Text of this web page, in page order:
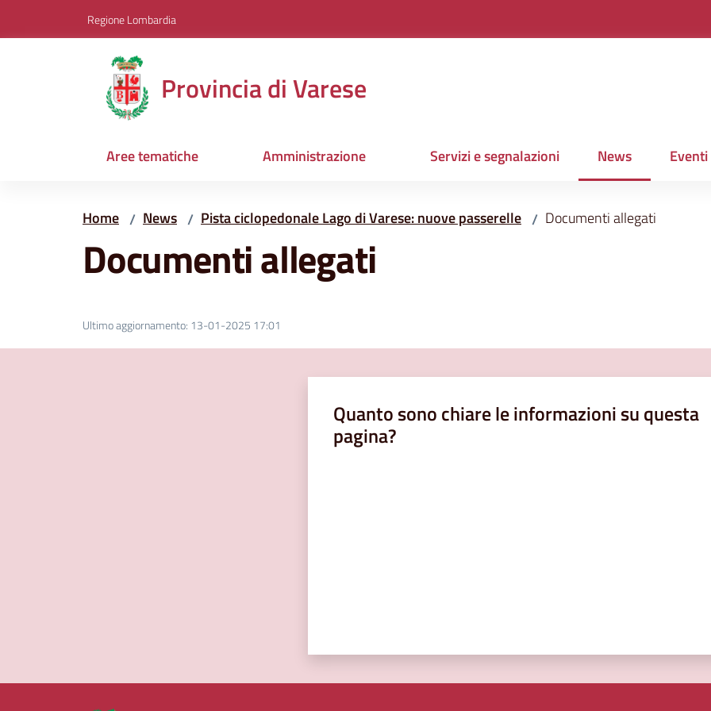
Regione Lombardia
Provincia di Varese
Aree tematiche Amministrazione Servizi e segnalazioni News
Menu selezionato
Eventi
Home / News / Pista ciclopedonale Lago di Varese: nuove passerelle / Documenti allegati
Documenti allegati
Ultimo aggiornamento: 13-01-2025 17:01
Quanto sono chiare le informazioni su questa
pagina?